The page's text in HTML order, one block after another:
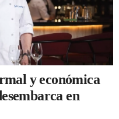
y económica
en